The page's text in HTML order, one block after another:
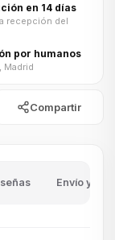
en 14 días
recepción del
por humanos
Madrid
Compartir
Envío y